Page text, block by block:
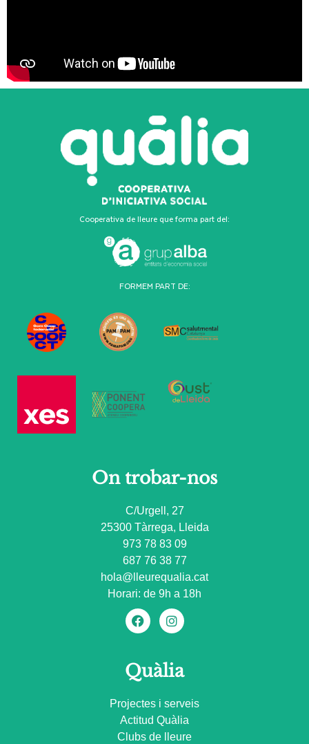
Cooperativa de lleure que forma part del:
FORMEM PART DE:
On trobar-nos
C/Urgell, 27
25300 Tàrrega, Lleida
973 78 83 09
687 76 38 77
hola@lleurequalia.cat
Horari: de 9h a 18h
Quàlia
Projectes i serveis
Actitud Quàlia
Clubs de lleure